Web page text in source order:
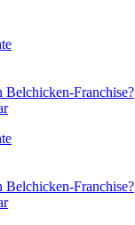
Belchicken-Franchise?
Belchicken-Franchise?